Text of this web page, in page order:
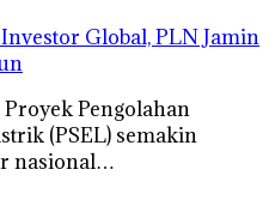
Global, PLN Jamin
Pengolahan
(PSEL) semakin
nasional…